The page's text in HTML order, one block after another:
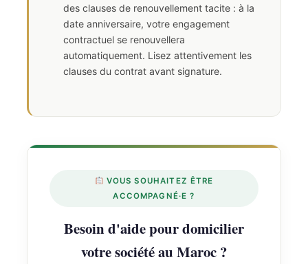
des clauses de renouvellement tacite : à la
date anniversaire, votre engagement
contractuel se renouvellera
automatiquement. Lisez attentivement les
clauses du contrat avant signature.
VOUS SOUHAITEZ ÊTRE
ACCOMPAGNÉ·E ?
Besoin d'aide pour domicilier
votre société au Maroc ?